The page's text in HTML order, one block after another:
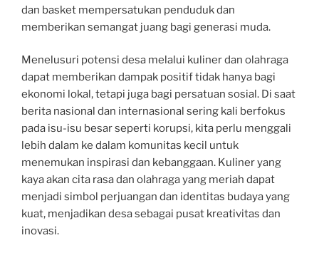
dan basket mempersatukan penduduk dan
memberikan semangat juang bagi generasi muda.
Menelusuri potensi desa melalui kuliner dan olahraga
dapat memberikan dampak positif tidak hanya bagi
ekonomi lokal, tetapi juga bagi persatuan sosial. Di saat
berita nasional dan internasional sering kali berfokus
pada isu-isu besar seperti korupsi, kita perlu menggali
lebih dalam ke dalam komunitas kecil untuk
menemukan inspirasi dan kebanggaan. Kuliner yang
kaya akan cita rasa dan olahraga yang meriah dapat
menjadi simbol perjuangan dan identitas budaya yang
kuat, menjadikan desa sebagai pusat kreativitas dan
inovasi.